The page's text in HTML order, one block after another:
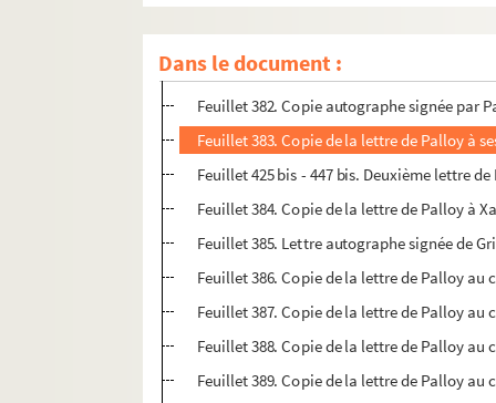
Dans le document :
Feuillet 380. Liste de citoyens arrêtés du 5
Feuillet 381. Billet autographe signé de
Feuillet 382. Copie autographe signée par
Feuillet 383. Copie de la lettre de Palloy à
Feuillet 425 bis - 447 bis. Deuxième lettre
Feuillet 384. Copie de la lettre de Palloy à
Feuillet 385. Lettre autographe signée de
Feuillet 386. Copie de la lettre de Palloy au
Feuillet 387. Copie de la lettre de Palloy au
Feuillet 388. Copie de la lettre de Palloy au
Feuillet 389. Copie de la lettre de Palloy au